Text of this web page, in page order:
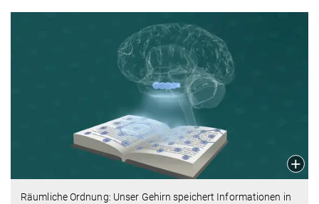
Räumliche Ordnung: Unser Gehirn speichert Informationen in